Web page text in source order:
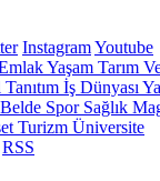
InstagramYoutube
Yaşam Tarım
Tanıtım İş Dünyası
SporSağlık
Turizm Üniversite
RSS